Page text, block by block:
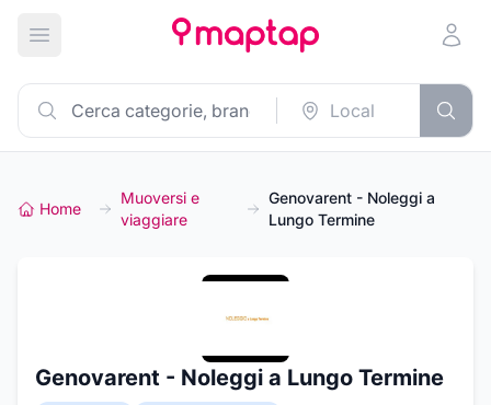
Apri menu principale
Home
Muoversi e
viaggiare
Genovarent - Noleggi a
Lungo Termine
Genovarent - Noleggi a Lungo Termine